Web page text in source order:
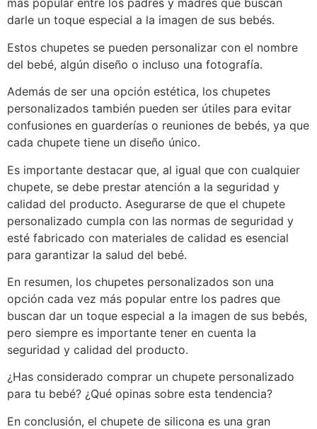
más popular entre los padres y madres que buscan
darle un toque especial a la imagen de sus bebés.
Estos chupetes se pueden personalizar con el nombre
del bebé, algún diseño o incluso una fotografía.
Además de ser una opción estética, los chupetes
personalizados también pueden ser útiles para evitar
confusiones en guarderías o reuniones de bebés, ya que
cada chupete tiene un diseño único.
Es importante destacar que, al igual que con cualquier
chupete, se debe prestar atención a la seguridad y
calidad del producto. Asegurarse de que el chupete
personalizado cumpla con las normas de seguridad y
esté fabricado con materiales de calidad es esencial
para garantizar la salud del bebé.
En resumen, los chupetes personalizados son una
opción cada vez más popular entre los padres que
buscan dar un toque especial a la imagen de sus bebés,
pero siempre es importante tener en cuenta la
seguridad y calidad del producto.
¿Has considerado comprar un chupete personalizado
para tu bebé? ¿Qué opinas sobre esta tendencia?
En conclusión, el chupete de silicona es una gran